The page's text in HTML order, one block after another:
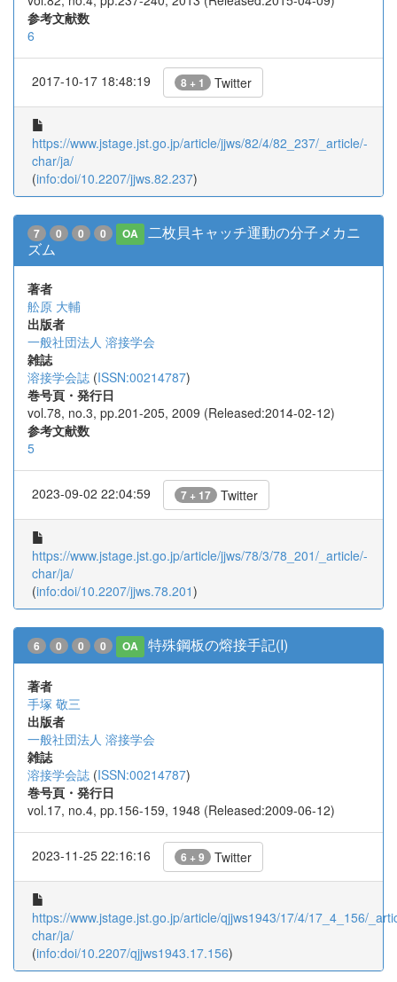
参考文献数
6
2017-10-17 18:48:19 8 + 1 Twitter
https://www.jstage.jst.go.jp/article/jjws/82/4/82_237/_article/-
char/ja/
(info:doi/10.2207/jjws.82.237)
7 0 0 0 OA
二枚貝キャッチ運動の分子メカニ
ズム
著者
舩原 大輔
出版者
一般社団法人 溶接学会
雑誌
溶接学会誌 (ISSN:00214787)
巻号頁・発行日
vol.78, no.3, pp.201-205, 2009 (Released:2014-02-12)
参考文献数
5
2023-09-02 22:04:59 7 + 17 Twitter
https://www.jstage.jst.go.jp/article/jjws/78/3/78_201/_article/-
char/ja/
(info:doi/10.2207/jjws.78.201)
6 0 0 0 OA 特殊鋼板の熔接手記(I)
著者
手塚 敬三
出版者
一般社団法人 溶接学会
雑誌
溶接学会誌 (ISSN:00214787)
巻号頁・発行日
vol.17, no.4, pp.156-159, 1948 (Released:2009-06-12)
2023-11-25 22:16:16 6 + 9 Twitter
https://www.jstage.jst.go.jp/article/qjjws1943/17/4/17_4_156/
char/ja/
(info:doi/10.2207/qjjws1943.17.156)